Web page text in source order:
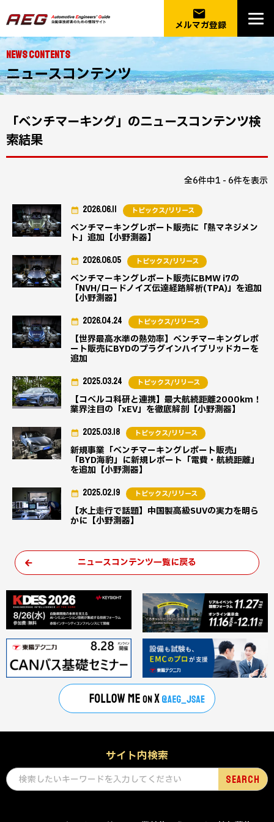
email
メルマガ登録
NEWS CONTENTS
ニュースコンテンツ
「ベンチマーキング」のニュースコンテンツ検
索結果
全6件中1 - 6件を表示
ベンチマーキングレポート販売に「熱マネジメン
ト」追加【小野測器】
2026.06.11 トピックス/リリース
ベンチマーキングレポート販売にBMW i7の
「NVH/ロードノイズ伝達経路解析(TPA)」を追加
【小野測器】
2026.06.05 トピックス/リリース
【世界最高水準の熱効率】ベンチマーキングレポ
ート販売にBYDのプラグインハイブリッドカーを
追加
2026.04.24 トピックス/リリース
【コベルコ科研と連携】最大航続距離2000km！
業界注目の「xEV」を徹底解剖【小野測器】
2025.03.24 トピックス/リリース
新規事業「ベンチマーキングレポート販売」
「BYD海豹」に新規レポート「電費・航続距離」
を追加【小野測器】
2025.03.18 トピックス/リリース
【水上走行で話題】中国製高級SUVの実力を明ら
かに【小野測器】
2025.02.19 トピックス/リリース
ニュースコンテンツ一覧に戻る
サイト内検索